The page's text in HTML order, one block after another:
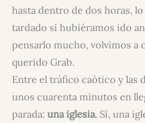
hasta dentro de dos horas,
tardado si hubiéramos ido
pensarlo mucho, volvimos a
querido Grab.
Entre el tráfico caótico y las
unos cuarenta minutos en
parada: una iglesia. Sí, una